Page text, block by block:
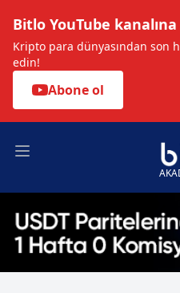
Bitlo YouTube
Kripto para dünyasından son
edin!
Abone ol
Open main menu